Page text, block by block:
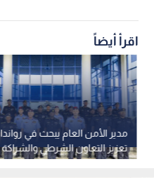
اقرأ أيضاً
مدير الأمن العام يبحث في رواندا
تعزيز التعاون الشرطي والشراكة
المؤسسية